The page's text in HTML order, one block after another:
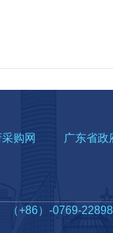
购网 广东省政
（+86）-0769-